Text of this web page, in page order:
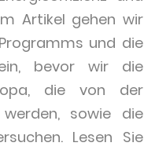
Artikel gehen wir
und die
bevor wir die
die von der
sowie die
Lesen Sie